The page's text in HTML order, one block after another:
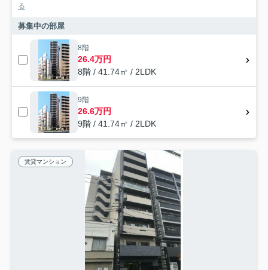
る
募集中の部屋
8階
26.4万円
8階 / 41.74㎡ / 2LDK
9階
26.6万円
9階 / 41.74㎡ / 2LDK
賃貸マンション